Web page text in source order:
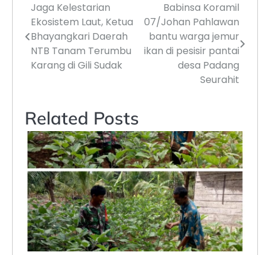
Navigasi
pos
Jaga Kelestarian
Ekosistem Laut, Ketua
Bhayangkari Daerah
NTB Tanam Terumbu
Karang di Gili Sudak
Babinsa Koramil
07/Johan Pahlawan
bantu warga jemur
ikan di pesisir pantai
desa Padang
Seurahit
Related Posts